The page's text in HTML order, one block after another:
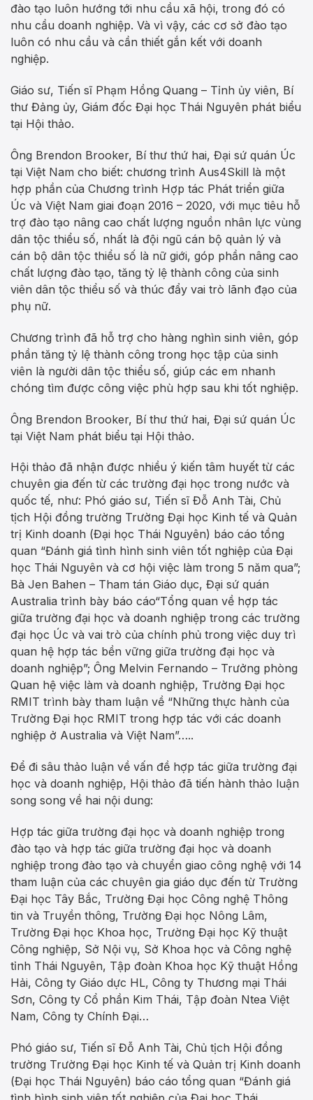
đào tạo luôn hướng tới nhu cầu xã hội, trong đó có
nhu cầu doanh nghiệp. Và vì vậy, các cơ sở đào tạo
luôn có nhu cầu và cần thiết gắn kết với doanh
nghiệp.
Giáo sư, Tiến sĩ Phạm Hồng Quang – Tỉnh ủy viên, Bí
thư Đảng ủy, Giám đốc Đại học Thái Nguyên phát biểu
tại Hội thảo.
Ông Brendon Brooker, Bí thư thứ hai, Đại sứ quán Úc
tại Việt Nam cho biết: chương trình Aus4Skill là một
hợp phần của Chương trình Hợp tác Phát triển giữa
Úc và Việt Nam giai đoạn 2016 – 2020, với mục tiêu hỗ
trợ đào tạo nâng cao chất lượng nguồn nhân lực vùng
dân tộc thiểu số, nhất là đội ngũ cán bộ quản lý và
cán bộ dân tộc thiểu số là nữ giới, góp phần nâng cao
chất lượng đào tạo, tăng tỷ lệ thành công của sinh
viên dân tộc thiểu số và thúc đẩy vai trò lãnh đạo của
phụ nữ.
Chương trình đã hỗ trợ cho hàng nghìn sinh viên, góp
phần tăng tỷ lệ thành công trong học tập của sinh
viên là người dân tộc thiểu số, giúp các em nhanh
chóng tìm được công việc phù hợp sau khi tốt nghiệp.
Ông Brendon Brooker, Bí thư thứ hai, Đại sứ quán Úc
tại Việt Nam phát biểu tại Hội thảo.
Hội thảo đã nhận được nhiều ý kiến tâm huyết từ các
chuyên gia đến từ các trường đại học trong nước và
quốc tế, như: Phó giáo sư, Tiến sĩ Đỗ Anh Tài, Chủ
tịch Hội đồng trường Trường Đại học Kinh tế và Quản
trị Kinh doanh (Đại học Thái Nguyên) báo cáo tổng
quan “Đánh giá tình hình sinh viên tốt nghiệp của Đại
học Thái Nguyên và cơ hội việc làm trong 5 năm qua”;
Bà Jen Bahen – Tham tán Giáo dục, Đại sứ quán
Australia trình bày báo cáo“Tổng quan về hợp tác
giữa trường đại học và doanh nghiệp trong các trường
đại học Úc và vai trò của chính phủ trong việc duy trì
quan hệ hợp tác bền vững giữa trường đại học và
doanh nghiệp”; Ông Melvin Fernando – Trưởng phòng
Quan hệ việc làm và doanh nghiệp, Trường Đại học
RMIT trình bày tham luận về “Những thực hành của
Trường Đại học RMIT trong hợp tác với các doanh
nghiệp ở Australia và Việt Nam”…..
Để đi sâu thảo luận về vấn đề hợp tác giữa trường đại
học và doanh nghiệp, Hội thảo đã tiến hành thảo luận
song song về hai nội dung:
Hợp tác giữa trường đại học và doanh nghiệp trong
đào tạo và hợp tác giữa trường đại học và doanh
nghiệp trong đào tạo và chuyển giao công nghệ với 14
tham luận của các chuyên gia giáo dục đến từ Trường
Đại học Tây Bắc, Trường Đại học Công nghệ Thông
tin và Truyền thông, Trường Đại học Nông Lâm,
Trường Đại học Khoa học, Trường Đại học Kỹ thuật
Công nghiệp, Sở Nội vụ, Sở Khoa học và Công nghệ
tỉnh Thái Nguyên, Tập đoàn Khoa học Kỹ thuật Hồng
Hải, Công ty Giáo dực HL, Công ty Thương mại Thái
Sơn, Công ty Cổ phần Kim Thái, Tập đoàn Ntea Việt
Nam, Công ty Chính Đại…
Phó giáo sư, Tiến sĩ Đỗ Anh Tài, Chủ tịch Hội đồng
trường Trường Đại học Kinh tế và Quản trị Kinh doanh
(Đại học Thái Nguyên) báo cáo tổng quan “Đánh giá